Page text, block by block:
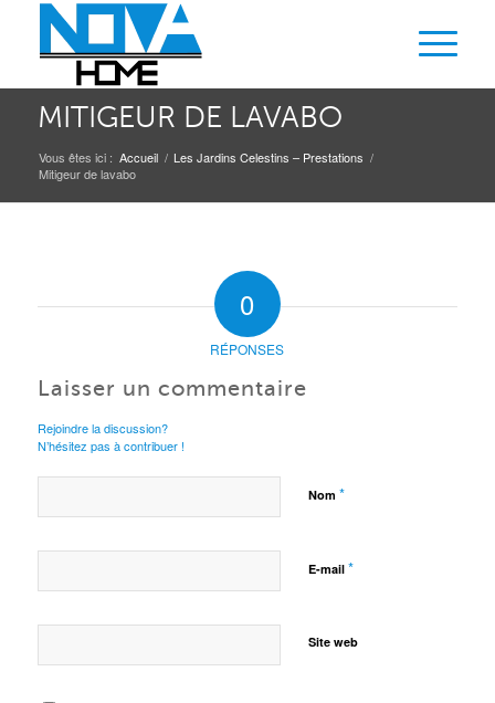
MITIGEUR DE LAVABO
Vous êtes ici : Accueil / Les Jardins Celestins – Prestations /
Mitigeur de lavabo
0
RÉPONSES
Laisser un commentaire
Rejoindre la discussion?
N’hésitez pas à contribuer !
Nom *
E-mail *
Site web